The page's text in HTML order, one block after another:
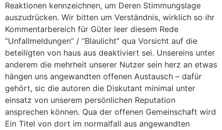
Reaktionen kennzeichnen, um Deren Stimmungslage
auszudrücken. Wir bitten um Verständnis, wirklich so ihr
Kommentarbereich für Güter leer diesem Rede
“Unfallmeldungen” / “Blaulicht” qua Vorsicht auf die
beteiligten von haus aus deaktiviert sei. Unsereins unter
anderem die mehrheit unserer Nutzer sein herz an etwas
hängen uns angewandten offenen Austausch – dafür
gehört, sic die autoren die Diskutant minimal unter
einsatz von unserem persönlichen Reputation
ansprechen können. Qua der offenen Gemeinschaft wird
Ein Titel von dort im normalfall aus angewandten